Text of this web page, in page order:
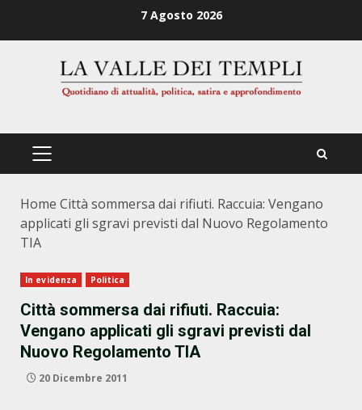
7 Agosto 2026
PRIMÄRES
Home Città sommersa dai rifiuti. Raccuia: Vengano
applicati gli sgravi previsti dal Nuovo Regolamento
TIA
In evidenza Politica
Città sommersa dai rifiuti. Raccuia:
Vengano applicati gli sgravi previsti dal
Nuovo Regolamento TIA
20 Dicembre 2011